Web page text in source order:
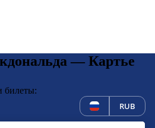
— Картье
билеты:
RUB